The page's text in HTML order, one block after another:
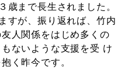
歳まで長生されました。
すが、振り返れば、竹内
人関係をはじめ多くの
ないような支援を受 け
く昨今です。